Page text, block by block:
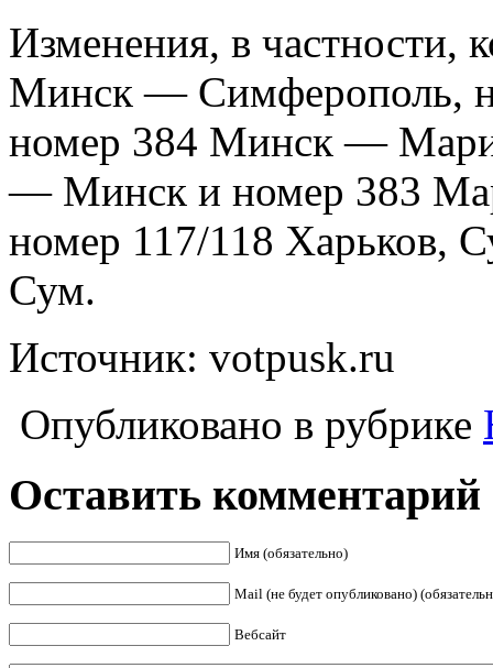
Изменения, в частности,
Минск — Симферополь,
номер 384 Минск —
— Минск и номер 383
номер 117/118 Харьков,
Сум.
Источник: votpusk.ru
Опубликовано в рубрике
Оставить комментарий
Имя (обязательно)
Mail (не будет опубликовано)
Вебсайт